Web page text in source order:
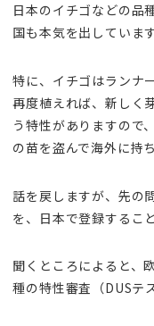
日本のイチゴなどの品
国も本気を出しています
特に、イチゴはランナ
再度植えれば、新しく
う特性がありますので
の苗を盗んで海外に持
話を戻しますが、先の
を、日本で登録するこ
聞くところによると、
種の特性審査（DUSテ